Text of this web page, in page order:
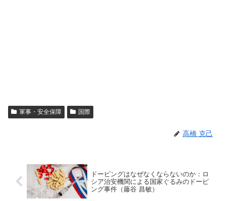
軍事・安全保障 国際
高橋 克己
ドーピングはなぜなくならないのか：ロ
シア治安機関による国家ぐるみのドーピ
ング事件（藤谷 昌敏）